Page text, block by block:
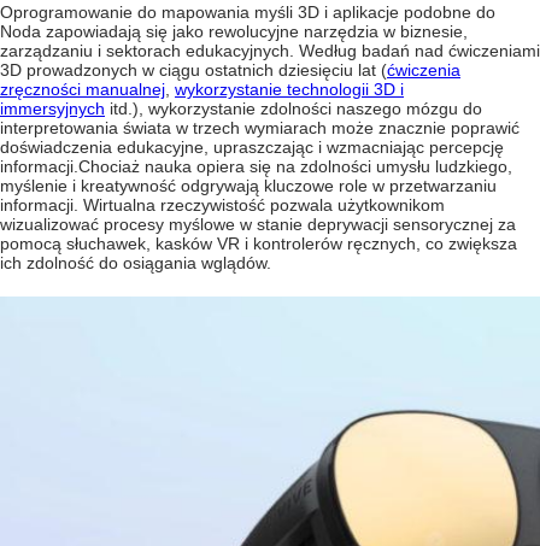
Oprogramowanie do mapowania myśli 3D i aplikacje podobne do
Noda zapowiadają się jako rewolucyjne narzędzia w biznesie,
zarządzaniu i sektorach edukacyjnych. Według badań nad ćwiczeniami
3D prowadzonych w ciągu ostatnich dziesięciu lat (ćwiczenia
zręczności manualnej wykorzystanie technologii 3D i
immersyjnych itd.), wykorzystanie zdolności naszego mózgu do
interpretowania świata w trzech wymiarach może znacznie poprawić
doświadczenia edukacyjne, upraszczając i wzmacniając percepcję
informacji. Chociaż nauka opiera się na zdolności umysłu ludzkiego,
myślenie i kreatywność odgrywają kluczowe role w przetwarzaniu
informacji. Wirtualna rzeczywistość pozwala użytkownikom
wizualizować procesy myślowe w stanie deprywacji sensorycznej za
pomocą słuchawek, kasków VR i kontrolerów ręcznych, co zwiększa
ich zdolność do osiągania wglądów.